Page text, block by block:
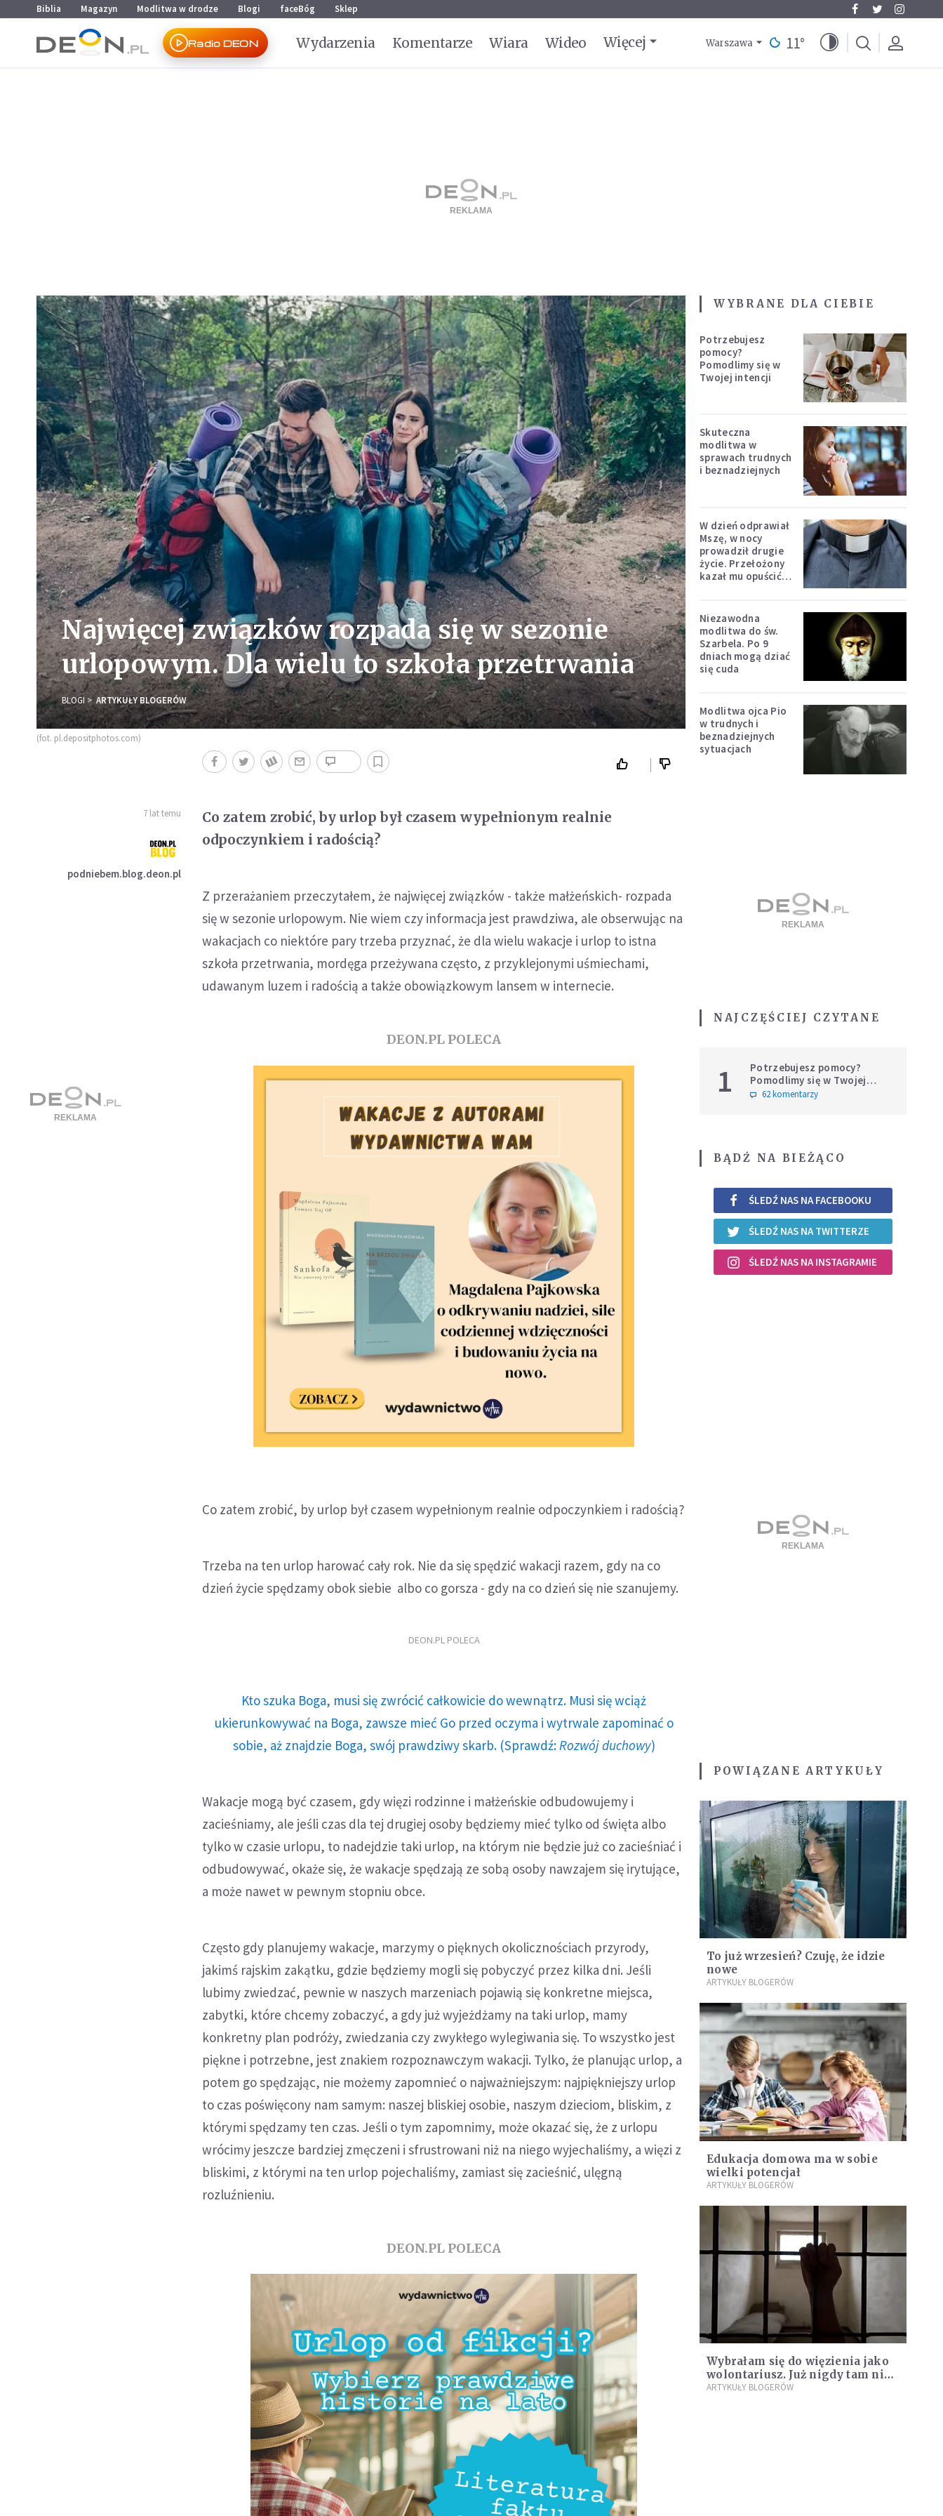
Przejdź do menu głównego
Przejdź do treści
Biblia Magazyn Modlitwa w drodze Blogi faceBóg Sklep
Radio DEON Wydarzenia Komentarze Wiara Wideo Więcej Warszawa 11°
Najwięcej związków rozpada się w sezonie
urlopowym. Dla wielu to szkoła przetrwania
BLOGI ARTYKUŁY BLOGERÓW
(fot. pl.depositphotos.com)
7 lat temu
podniebem.blog.deon.pl
Co zatem zrobić, by urlop był czasem wypełnionym realnie
odpoczynkiem i radością?
Z przerażaniem przeczytałem, że najwięcej związków - także małżeńskich- rozpada
się w sezonie urlopowym. Nie wiem czy informacja jest prawdziwa, ale obserwując na
wakacjach co niektóre pary trzeba przyznać, że dla wielu wakacje i urlop to istna
szkoła przetrwania, mordęga przeżywana często, z przyklejonymi uśmiechami,
udawanym luzem i radością a także obowiązkowym lansem w internecie.
DEON.PL POLECA
Co zatem zrobić, by urlop był czasem wypełnionym realnie odpoczynkiem i radością?
Trzeba na ten urlop harować cały rok. Nie da się spędzić wakacji razem, gdy na co
dzień życie spędzamy obok siebie albo co gorsza - gdy na co dzień się nie szanujemy.
DEON.PL POLECA
Kto szuka Boga, musi się zwrócić całkowicie do wewnątrz. Musi się wciąż
ukierunkowywać na Boga, zawsze mieć Go przed oczyma i wytrwale zapominać o
sobie, aż znajdzie Boga, swój prawdziwy skarb. (Sprawdź: Rozwój duchowy)
Wakacje mogą być czasem, gdy więzi rodzinne i małżeńskie odbudowujemy i
zacieśniamy, ale jeśli czas dla tej drugiej osoby będziemy mieć tylko od święta albo
tylko w czasie urlopu, to nadejdzie taki urlop, na którym nie będzie już co zacieśniać i
odbudowywać, okaże się, że wakacje spędzają ze sobą osoby nawzajem się irytujące,
a może nawet w pewnym stopniu obce.
Często gdy planujemy wakacje, marzymy o pięknych okolicznościach przyrody,
jakimś rajskim zakątku, gdzie będziemy mogli się pobyczyć przez kilka dni. Jeśli
lubimy zwiedzać, pewnie w naszych marzeniach pojawią się konkretne miejsca,
zabytki, które chcemy zobaczyć, a gdy już wyjeżdżamy na taki urlop, mamy
konkretny plan podróży, zwiedzania czy zwykłego wylegiwania się. To wszystko jest
piękne i potrzebne, jest znakiem rozpoznawczym wakacji. Tylko, że planując urlop, a
potem go spędzając, nie możemy zapomnieć o najważniejszym: najpiękniejszy urlop
to czas poświęcony nam samym: naszej bliskiej osobie, naszym dzieciom, bliskim, z
którymi spędzamy ten czas. Jeśli o tym zapomnimy, może okazać się, że z urlopu
wrócimy jeszcze bardziej zmęczeni i sfrustrowani niż na niego wyjechaliśmy, a więzi z
bliskimi, z którymi na ten urlop pojechaliśmy, zamiast się zacieśnić, ulęgną
rozluźnieniu.
DEON.PL POLECA
WYBRANE DLA CIEBIE
Potrzebujesz
pomocy?
Pomodlimy się w
Twojej intencji
Skuteczna
modlitwa w
sprawach trudnych
i beznadziejnych
W dzień odprawiał
Mszę, w nocy
prowadził drugie
życie. Przełożony
kazał mu opuścić
Niezawodna
modlitwa do św.
Szarbela. Po 9
dniach mogą dziać
się cuda
Modlitwa ojca Pio
w trudnych i
beznadziejnych
sytuacjach
NAJCZĘŚCIEJ CZYTANE
1
Potrzebujesz pomocy?
Pomodlimy się w Twojej
intencji
62 komentarzy
BĄDŹ NA BIEŻĄCO
ŚLEDŹ NAS NA FACEBOOKU
ŚLEDŹ NAS NA TWITTERZE
ŚLEDŹ NAS NA INSTAGRAMIE
POWIĄZANE ARTYKUŁY
To już wrzesień? Czuję, że idzie
nowe
ARTYKUŁY BLOGERÓW
Edukacja domowa ma w sobie
wielki potencjał
ARTYKUŁY BLOGERÓW
Wybrałam się do więzienia jako
wolontariusz. Już nigdy tam nie
wróciłam
ARTYKUŁY BLOGERÓW